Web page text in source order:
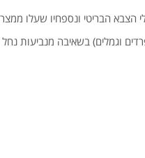
הצבא הבריטי ונספחיו שעלו
וגמלים) בשאיבה מנביעות